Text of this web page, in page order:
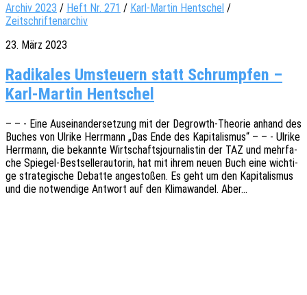
Archiv 2023 / Heft Nr. 271 / Karl-Martin Hentschel /
Zeitschriftenarchiv
23. März 2023
Radikales Umsteuern statt Schrumpfen –
Karl-Martin Hentschel
– – - Eine Ausein­an­der­set­zung mit der Degrowth-Theo­rie anhand des
Buches von Ulrike Herr­mann „Das Ende des Kapi­ta­lis­mus“ – – - Ulrike
Herr­mann, die bekann­te Wirt­schafts­jour­na­lis­tin der TAZ und mehr­fa­
che Spie­­gel-Best­­sel­­ler­au­­to­rin, hat mit ihrem neuen Buch eine wich­ti­
ge stra­te­gi­sche Debat­te ange­sto­ßen. Es geht um den Kapi­ta­lis­mus
und die notwen­di­ge Antwort auf den Klima­wan­del. Aber…